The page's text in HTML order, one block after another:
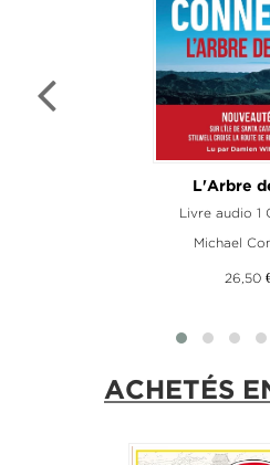
L'Arbre
Livre audio 1
Michael
26,50
ACHETÉS